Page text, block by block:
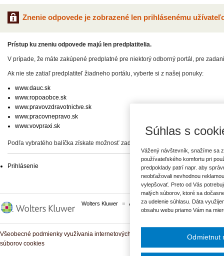
Znenie odpovede je zobrazené len prihlásenému
Prístup ku zneniu odpovede majú len predplatitelia.
V prípade, že máte zakúpené predplatné pre niektorý odborný portál, pre
Ak nie ste zatiaľ predplatiteľ žiadneho portálu, vyberte si z našej ponuky:
www.dauc.sk
www.ropoaobce.sk
www.pravovzdravotnictve.sk
www.pracovnepravo.sk
www.vovpraxi.sk
Podľa vybratého balíčka získate možnosť zadať svoje otázky, prípadne prístup
Prihlásenie
Wolters Kluwer ASPI Komplexné právne predpisy
Všeobecné podmienky využívania internetových služieb a komunitných portálov
súborov cookies
Súhlas s
Vážený návštevník, snažíme sa
používateľského komfortu pri
predpoklady patrí napr. aby
neobťažovali nevhodnou
vylepšovať. Preto od Vás
malých súborov, ktoré sa
za udelenie súhlasu. Dáta
obsahu webu priamo Vám na
Odmietnut